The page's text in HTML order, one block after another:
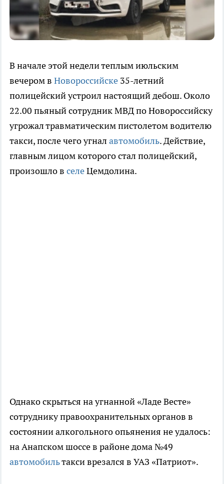
В начале этой недели теплым июльским
вечером в Новороссийске 35-летний
полицейский устроил настоящий дебош. Около
22.00 пьяный сотрудник МВД по Новороссийску
угрожал травматическим пистолетом водителю
такси, после чего угнал автомобиль. Действие,
главным лицом которого стал полицейский,
произошло в селеЦемдолина.
Однако скрыться на угнанной «Ладе Весте»
сотруднику правоохранительных органов в
состоянии алкогольного опьянения не удалось:
на Анапском шоссе в районе дома №49
автомобильтакси врезался в УАЗ «Патриот».